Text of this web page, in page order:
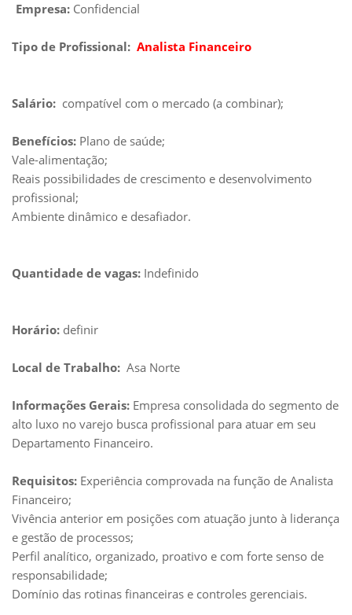
Empresa: Confidencial
Tipo de Profissional: Analista Financeiro
Salário: compatível com o mercado (a combinar);
Benefícios: Plano de saúde;
Vale-alimentação;
Reais possibilidades de crescimento e desenvolvimento
profissional;
Ambiente dinâmico e desafiador.
Quantidade de vagas: Indefinido
Horário: definir
Local de Trabalho: Asa Norte
Informações Gerais: Empresa consolidada do segmento de
alto luxo no varejo busca profissional para atuar em seu
Departamento Financeiro.
Requisitos: Experiência comprovada na função de Analista
Financeiro;
Vivência anterior em posições com atuação junto à liderança
e gestão de processos;
Perfil analítico, organizado, proativo e com forte senso de
responsabilidade;
Domínio das rotinas financeiras e controles gerenciais.